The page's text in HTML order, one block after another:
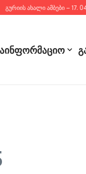
ახალი ამბები – 17. 04.